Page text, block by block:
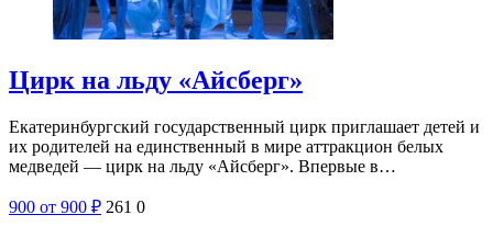
Цирк на льду «Айсберг»
Екатеринбургский государственный цирк приглашает детей и
их родителей на единственный в мире аттракцион белых
медведей — цирк на льду «Айсберг». Впервые в…
900 от 900 ₽ 261 0